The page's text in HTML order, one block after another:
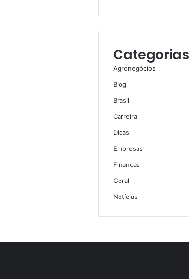
Categorias
Agronegócios
Blog
Brasil
Carreira
Dicas
Empresas
Finanças
Geral
Notícias